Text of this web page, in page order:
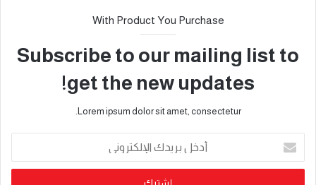
With Product You Purchase
Subscribe to our mailing list to
get the new updates!
Lorem ipsum dolor sit amet, consectetur.